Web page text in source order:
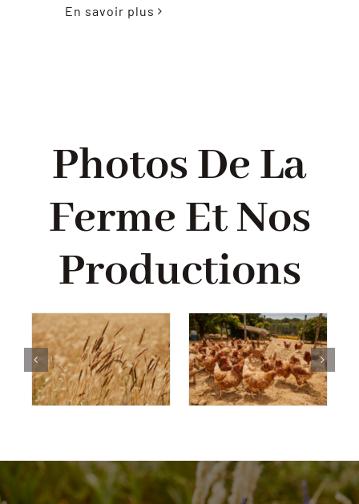
En savoir plus
Photos De La
Ferme Et Nos
Productions